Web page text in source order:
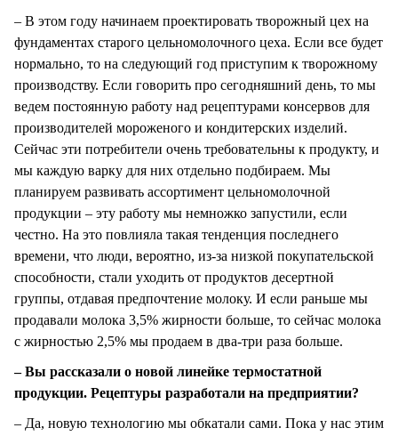
– В этом году начинаем проектировать творожный цех на
фундаментах старого цельномолочного цеха. Если все будет
нормально, то на следующий год приступим к творожному
производству. Если говорить про сегодняшний день, то мы
ведем постоянную работу над рецептурами консервов для
производителей мороженого и кондитерских изделий.
Сейчас эти потребители очень требовательны к продукту, и
мы каждую варку для них отдельно подбираем. Мы
планируем развивать ассортимент цельномолочной
продукции – эту работу мы немножко запустили, если
честно. На это повлияла такая тенденция последнего
времени, что люди, вероятно, из-за низкой покупательской
способности, стали уходить от продуктов десертной
группы, отдавая предпочтение молоку. И если раньше мы
продавали молока 3,5% жирности больше, то сейчас молока
с жирностью 2,5% мы продаем в два-три раза больше.
– Вы рассказали о новой линейке термостатной
продукции. Рецептуры разработали на предприятии?
– Да, новую технологию мы обкатали сами. Пока у нас этим